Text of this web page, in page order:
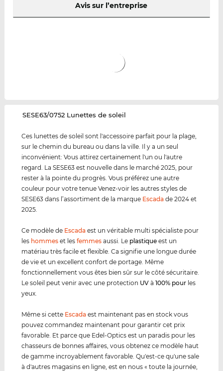
Avis sur l’entreprise
‌SESE63/0752 Lunettes de soleil
Ces lunettes de soleil sont l'accessoire parfait pour la plage,
sur le chemin du bureau ou dans la ville. Il y a un seul
inconvénient: Vous attirez certainement l'un ou l'autre
regard. La SESE63 est nouvelle dans le marché 2025, pour
rester à la pointe du progrès. Vous préférez une autre
couleur pour votre tenue Venez-voir les autres styles de
SESE63 dans l’assortiment de la marque Escada de 2024 et
2025.
Ce modèle de Escada est un véritable multi spécialiste pour
les hommes et lesfemmes aussi. Le plastique est un
matériau très facile et flexible. Ca signifie une longue durée
de vie et un excellent confort de portage. Même
fonctionnellement vous êtes bien sûr sur le côté sécuritaire.
Le soleil peut venir avec une protection UV à100% pour les
yeux.
Même si cette Escada est maintenant pas en stock vous
pouvez commandez maintenant pour garantir cet prix
favorable. Et parce que Edel-Optics est un paradis pour les
chasseurs de bonnes affaires, vous obtenez ce modèle haut
de gamme incroyablement favorable. Qu'est-ce qu'une sale
à d'autres magasins en ligne, est en nous « toute la journée,